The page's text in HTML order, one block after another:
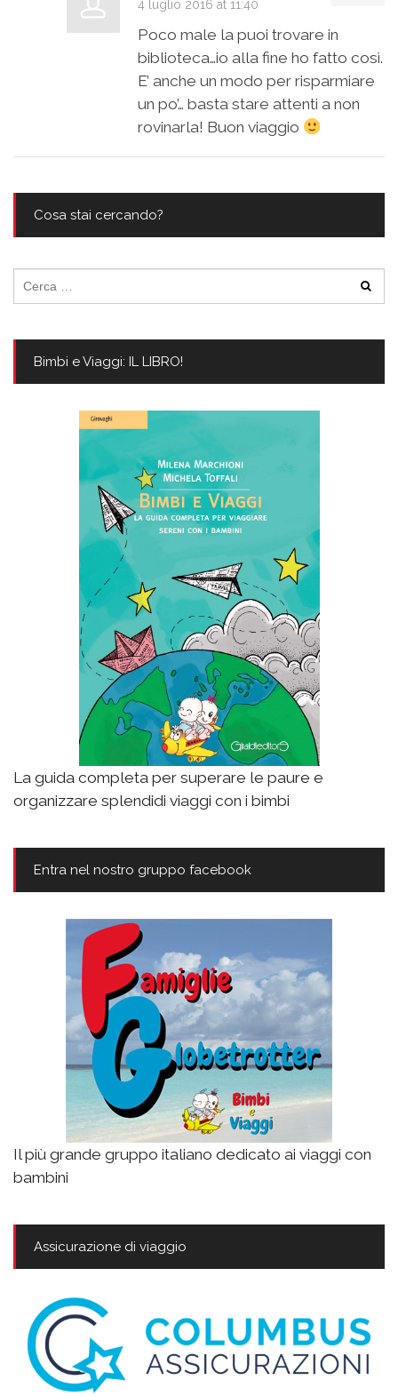
4 luglio 2016 at 11:40
Poco male la puoi trovare in
biblioteca…io alla fine ho fatto così.
E’ anche un modo per risparmiare
un po’… basta stare attenti a non
rovinarla! Buon viaggio
Cosa stai cercando?
per:
Bimbi e Viaggi: IL LIBRO!
La guida completa per superare le paure e
organizzare splendidi viaggi con i bimbi
Entra nel nostro gruppo facebook
Il più grande gruppo italiano dedicato ai viaggi con
bambini
Assicurazione di viaggio